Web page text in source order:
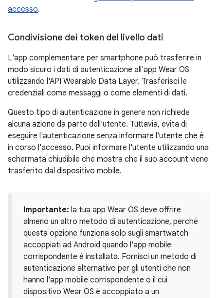
accesso.
Condivisione dei token del livello dati
L'app complementare per smartphone può trasferire in
modo sicuro i dati di autenticazione all'app Wear OS
utilizzando l'API Wearable Data Layer. Trasferisci le
credenziali come messaggi o come elementi di dati.
Questo tipo di autenticazione in genere non richiede
alcuna azione da parte dell'utente. Tuttavia, evita di
eseguire l'autenticazione senza informare l'utente che è
in corso l'accesso. Puoi informare l'utente utilizzando una
schermata chiudibile che mostra che il suo account viene
trasferito dal dispositivo mobile.
Importante: la tua app Wear OS deve offrire
almeno un altro metodo di autenticazione, perché
questa opzione funziona solo sugli smartwatch
accoppiati ad Android quando l'app mobile
corrispondente è installata. Fornisci un metodo di
autenticazione alternativo per gli utenti che non
hanno l'app mobile corrispondente o il cui
dispositivo Wear OS è accoppiato a un